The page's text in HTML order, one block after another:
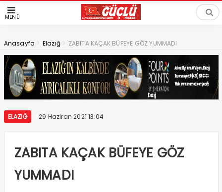
MENÜ
Anasayfa > Elazığ > ZABITA KAÇAK BÜFEYE GÖZ YUMMADI
ELAZIĞ 29 Haziran 2021 13:04
ZABITA KAÇAK BÜFEYE GÖZ
YUMMADI